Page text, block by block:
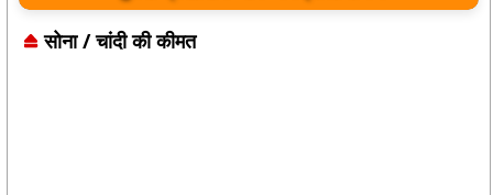
सोना / चांदी की कीमत